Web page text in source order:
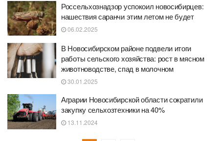
Россельхознадзор успокоил новосибирцев:
нашествия саранчи этим летом не будет
06.02.2025
В Новосибирском районе подвели итоги
работы сельского хозяйства: рост в мясном
животноводстве, спад в молочном
30.01.2025
Аграрии Новосибирской области сократили
закупку сельхозтехники на 40%
13.11.2024